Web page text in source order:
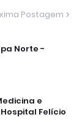
Postagem
Norte -
e
Felício